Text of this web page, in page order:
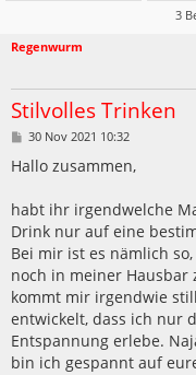
3
Regenwurm
Stilvolles Trinken
B
i
a
g
30 Nov 2021 10:32
Hallo zusammen,
habt ihr irgendwelche
Drink nur auf eine
Bei mir ist es nämlich
noch in meiner Hausbar
kommt mir irgendwie
entwickelt, dass ich nur
Entspannung erlebe.
bin ich gespannt auf